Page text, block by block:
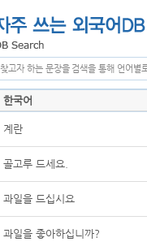
찾고자 하는 문장을 검색을 통해 언어별
한국어
계란
골고루 드세요.
과일을 드십시요
과일을 좋아하십니까?